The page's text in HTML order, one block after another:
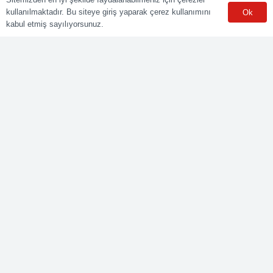
ulusal yeterliliklere göre sınav ve belgelendirme faaliyetlerini
yürüten Yetkilendirilmiş Belgelendirme Kuruluşudur.
kullanılmaktadır. Bu siteye giriş yaparak çerez kullanımını
kabul etmiş sayılıyorsunuz.
Ok